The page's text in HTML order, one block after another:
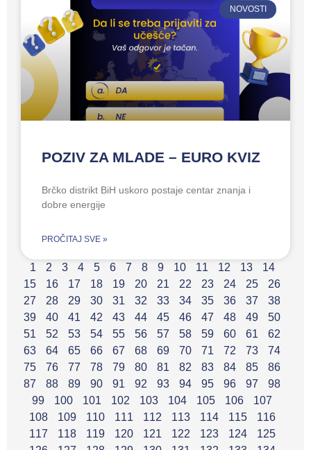
NOVOSTI
POZIV ZA MLADE – EURO KVIZ
Brčko distrikt BiH uskoro postaje centar znanja i
dobre energije
PROČITAJ SVE »
1 2 3 4 5 6 7 8 9 10 11 12 13
14
15
16 17 18 19 20 21 22 23 24 25
26
27
28 29 30 31 32 33 34 35 36 37
38
39
40 41 42 43 44 45 46 47 48 49
50
51
52 53 54 55 56 57 58 59 60 61
62
63
64 65 66 67 68 69 70 71 72 73
74
75
76 77 78 79 80 81 82 83 84 85
86
87
88 89 90 91 92 93 94 95 96 97
98
99
100 101 102 103 104 105 106
107
108
109 110 111 112 113 114 115
116
117
118 119 120 121 122 123 124
125